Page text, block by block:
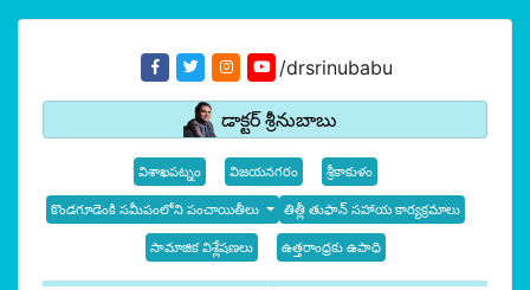
/drsrinubabu
డాక్టర్ శ్రీనుబాబు
విశాఖపట్నం విజయనగరం శ్రీకాకుళం
కొండగూడెంకి సమీపంలోని పంచాయితీలు తిత్లీ తుఫాన్ సహాయ కార్యక్రమాలు
సామాజిక విశ్లేషణలు ఉత్తరాంధ్రకు ఉపాధి